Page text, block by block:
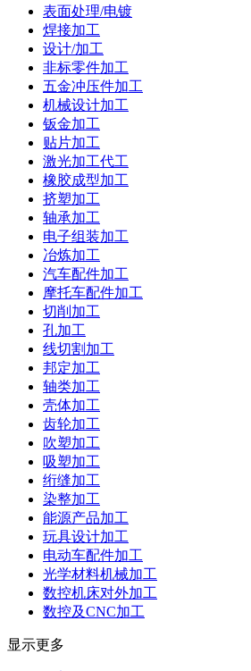
表面处理/电镀
焊接加工
设计/加工
非标零件加工
五金冲压件加工
机械设计加工
钣金加工
贴片加工
激光加工代工
橡胶成型加工
挤塑加工
轴承加工
电子组装加工
冶炼加工
汽车配件加工
摩托车配件加工
切削加工
孔加工
线切割加工
邦定加工
轴类加工
壳体加工
齿轮加工
吹塑加工
吸塑加工
绗缝加工
染整加工
能源产品加工
玩具设计加工
电动车配件加工
光学材料机械加工
数控机床对外加工
数控及CNC加工
显示更多